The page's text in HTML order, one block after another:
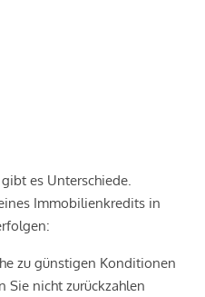
es Unterschiede.
Immobilienkredits in
zu günstigen Konditionen
Sie nicht zurückzahlen